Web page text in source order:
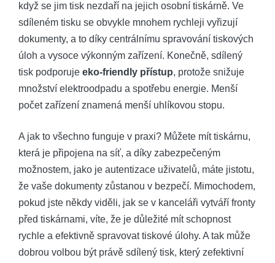
když se jim tisk nezdaří na jejich osobní tiskárně. Ve
sdíleném tisku se obvykle mnohem rychleji vyřizují
dokumenty, a to díky centrálnímu spravování tiskových
úloh a vysoce výkonným zařízení. Konečně, sdílený
tisk podporuje eko-friendly přístup, protože snižuje
množství elektroodpadu a spotřebu energie. Menší
počet zařízení znamená menší uhlíkovou stopu.
A jak to všechno funguje v praxi? Můžete mít tiskárnu,
která je připojena na síť, a díky zabezpečeným
možnostem, jako je autentizace uživatelů, máte jistotu,
že vaše dokumenty zůstanou v bezpečí. Mimochodem,
pokud jste někdy viděli, jak se v kanceláři vytváří fronty
před tiskárnami, víte, že je důležité mít schopnost
rychle a efektivně spravovat tiskové úlohy. A tak může
dobrou volbou být právě sdílený tisk, který zefektivní